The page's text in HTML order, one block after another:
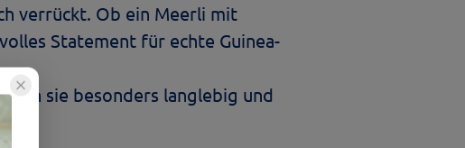
verrückt. Ob ein Meerli mit
Statement für echte Guinea-
sie besonders langlebig und